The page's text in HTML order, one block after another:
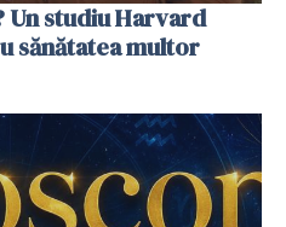
Un studiu Harvard
sănătatea multor